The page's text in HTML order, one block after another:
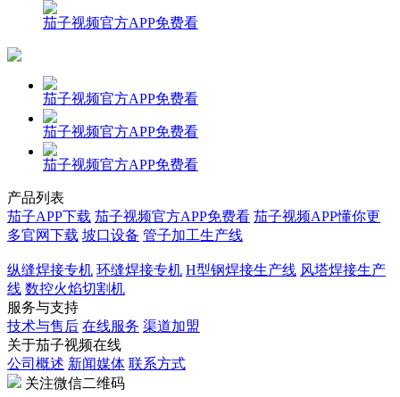
茄子视频官方APP免费看
茄子视频官方APP免费看
茄子视频官方APP免费看
茄子视频官方APP免费看
产品列表
茄子APP下载 茄子视频官方APP免费看 茄子视频APP懂你更
多官网下载 坡口设备 管子加工生产线
纵缝焊接专机 环缝焊接专机 H型钢焊接生产线 风塔焊接生产
线 数控火焰切割机
服务与支持
技术与售后 在线服务 渠道加盟
关于茄子视频在线
公司概述 新闻媒体 联系方式
关注微信二维码